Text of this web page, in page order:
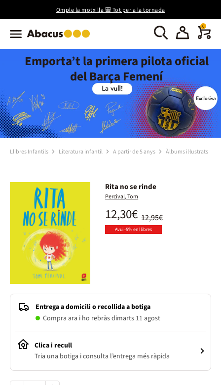
Omple la motxilla 🎒 Tot per a la tornada
0
Emporta’t la primera pilota oficial
del Barça Femení
Llibres Infantils Literatura infantil A partir de 5 anys Àlbums il·lustrats
Rita no se rinde
Percival, Tom
12,95€
12,30€
Avui -5% en llibres
Entrega a domicili o recollida a botiga
Compra ara i ho rebràs dimarts 11 agost
Clica i recull
Tria una botiga i consulta l’entrega més ràpida